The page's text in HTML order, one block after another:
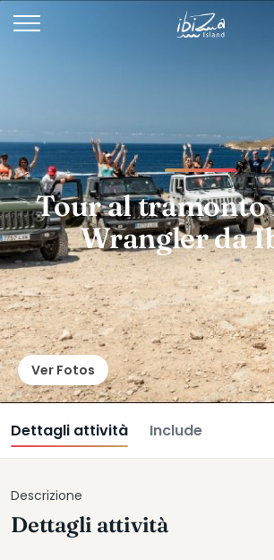
Tour al tramonto
Wrangler da
Ver Fotos
Dettagli attività Include
Descrizione
Dettagli attività